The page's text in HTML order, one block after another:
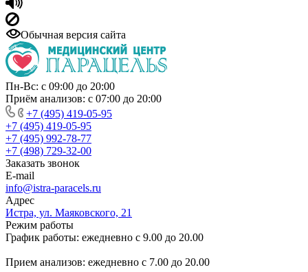
Обычная версия сайта
Пн-Вс: с 09:00 до 20:00
Приём анализов: с 07:00 до 20:00
+7 (495) 419-05-95
+7 (495) 419-05-95
+7 (495) 992-78-77
+7 (498) 729-32-00
Заказать звонок
E-mail
info@istra-paracels.ru
Адрес
Истра, ул. Маяковского, 21
Режим работы
График работы: ежедневно с 9.00 до 20.00
Прием анализов: ежедневно с 7.00 до 20.00